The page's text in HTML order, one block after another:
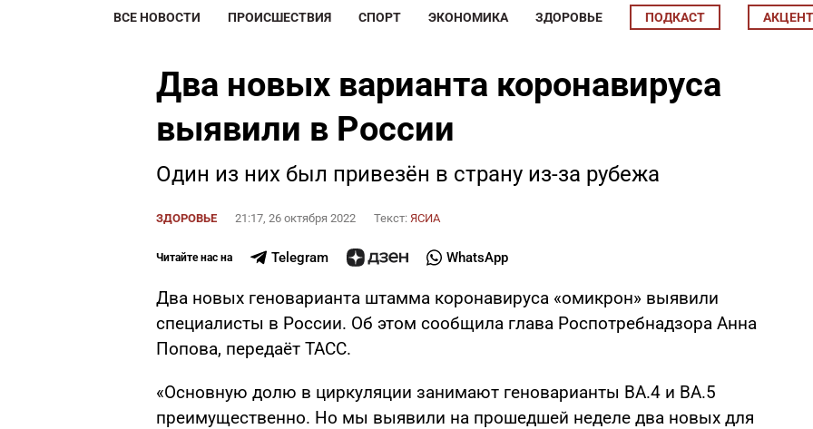
ВСЕ НОВОСТИ ПРОИСШЕСТВИЯ СПОРТ ЭКОНОМИКА ЗДОРОВЬЕ ПОДКАСТ АКЦЕНТ
Два новых варианта коронавируса
выявили в России
Один из них был привезён в страну из-за рубежа
ЗДОРОВЬЕ 21:17, 26 октября 2022 Текст: ЯСИА
Читайте нас на Telegram WhatsApp
Два новых геноварианта штамма коронавируса «омикрон» выявили
специалисты в России. Об этом сообщила глава Роспотребнадзора Анна
Попова, передаёт ТАСС.
«Основную долю в циркуляции занимают геноварианты BA.4 и BA.5
преимущественно. Но мы выявили на прошедшей неделе два новых для